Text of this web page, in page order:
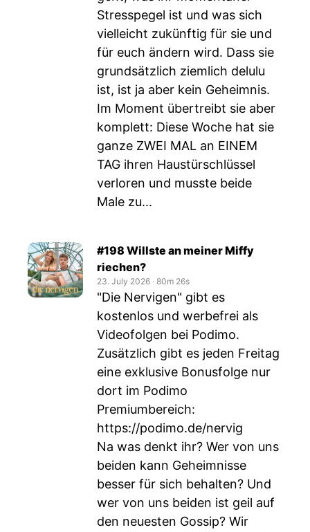
Stresspegel ist und was sich
vielleicht zukünftig für sie und
für euch ändern wird. Dass sie
grundsätzlich ziemlich delulu
ist, ist ja aber kein Geheimnis.
Im Moment übertreibt sie aber
komplett: Diese Woche hat sie
ganze ZWEI MAL an EINEM
TAG ihren Haustürschlüssel
verloren und musste beide
Male zu...
#198 Willste an meiner Miffy
riechen?
23. July 2026 ‧ 80m 26s
"Die Nervigen" gibt es
kostenlos und werbefrei als
Videofolgen bei Podimo.
Zusätzlich gibt es jeden Freitag
eine exklusive Bonusfolge nur
dort im Podimo
Premiumbereich:
https://podimo.de/nervig
Na was denkt ihr? Wer von uns
beiden kann Geheimnisse
besser für sich behalten? Und
wer von uns beiden ist geil auf
den neuesten Gossip? Wir